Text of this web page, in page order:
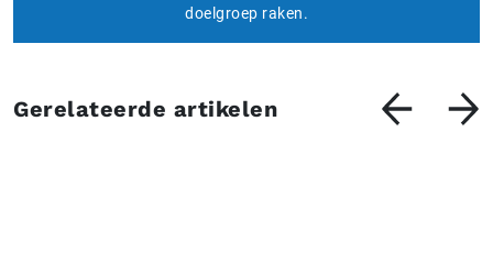
doelgroep raken.
Gerelateerde artikelen